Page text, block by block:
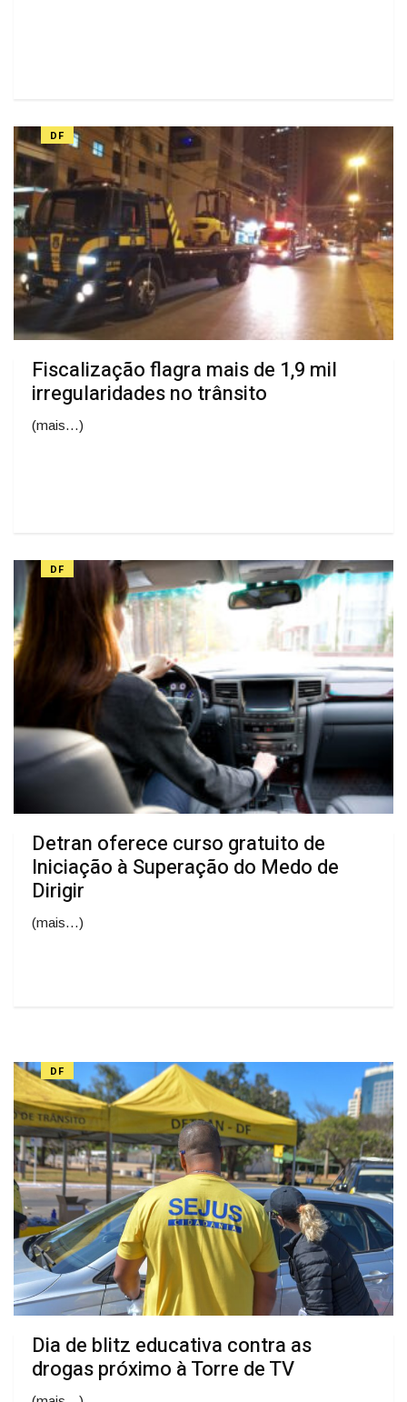
DF
Fiscalização flagra mais de 1,9 mil
irregularidades no trânsito
(mais…)
DF
Detran oferece curso gratuito de
Iniciação à Superação do Medo de
Dirigir
(mais…)
DF
Dia de blitz educativa contra as
drogas próximo à Torre de TV